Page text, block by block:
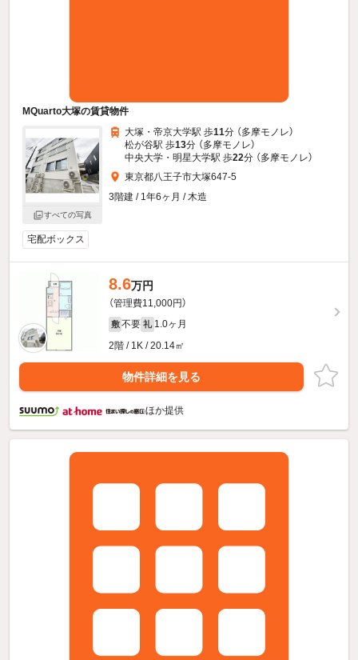
MQuarto大塚の賃貸物件
すべての写真
大塚・帝京大学駅 歩11分 （多摩モノレ）
松が谷駅 歩13分 （多摩モノレ）
中央大学・明星大学駅 歩22分 （多摩モノレ）
東京都八王子市大塚647-5
3階建 / 1年6ヶ月 / 木造
宅配ボックス
8.6万円
（管理費11,000円）
敷 不要 礼 1.0ヶ月
2階 / 1K / 20.14㎡
物件詳細を見る
ほか提供